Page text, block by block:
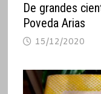
De grandes
Poveda Arias
15/12/2020